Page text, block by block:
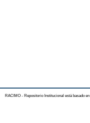
RACIMO - Repositorio Institucional está basado en